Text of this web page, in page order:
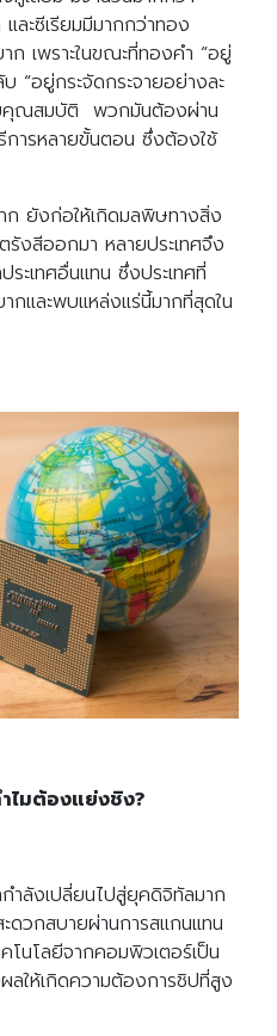
ละซีเรียมมีมากกว่าทอง
ก เพราะในขณะที่ทองคำ “อยู่
“อยู่กระจัดกระจายอย่างละ
ยคุณสมบัติ พวกมันต้องผ่าน
การหลายขั้นตอน ซึ่งต้องใช้
ก ยังก่อให้เกิดมลพิษทางสิ่ง
งสีออกมา หลายประเทศจึง
ระเทศอื่นแทน ซึ่งประเทศที่
กและพบแหล่งแร่นี้มากที่สุดใน
ไมต้องแย่งชิง?
ำลังเปลี่ยนไปสู่ยุคดิจิทัลมาก
ะดวกสบายผ่านการสแกนแทน
โนโลยีจากคอมพิวเตอร์เป็น
ให้เกิดความต้องการชิปที่สูง